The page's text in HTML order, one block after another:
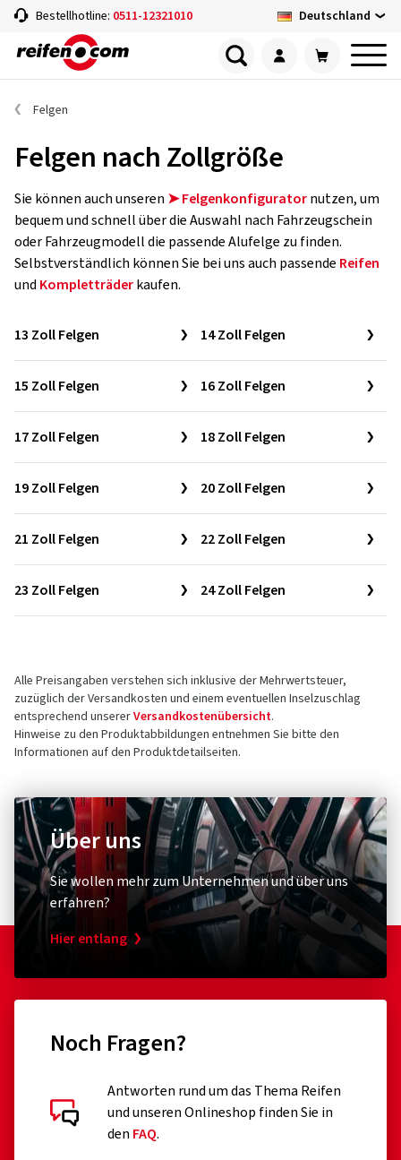
Bestellhotline: 0511-12321010 Deutschland
Felgen
Felgen nach Zollgröße
Sie können auch unseren ➤ Felgenkonfiguratornutzen, um
bequem und schnell über die Auswahl nach Fahrzeugschein
oder Fahrzeugmodell die passende Alufelge zu finden.
Selbstverständlich können Sie bei uns auch passende Reifen
und Kompletträderkaufen.
13 Zoll Felgen 14 Zoll Felgen
15 Zoll Felgen 16 Zoll Felgen
17 Zoll Felgen 18 Zoll Felgen
19 Zoll Felgen 20 Zoll Felgen
21 Zoll Felgen 22 Zoll Felgen
23 Zoll Felgen 24 Zoll Felgen
Alle Preisangaben verstehen sich inklusive der Mehrwertsteuer,
zuzüglich der Versandkosten und einem eventuellen Inselzuschlag
entsprechend unsererVersandkostenübersicht.
Hinweise zu den Produktabbildungen entnehmen Sie bitte den
Informationen auf den Produktdetailseiten.
Über uns
Sie wollen mehr zum Unternehmen und über uns
erfahren?
Hier entlang
Noch Fragen?
Antworten rund um das Thema Reifen
und unseren Onlineshop finden Sie in
den FAQ.